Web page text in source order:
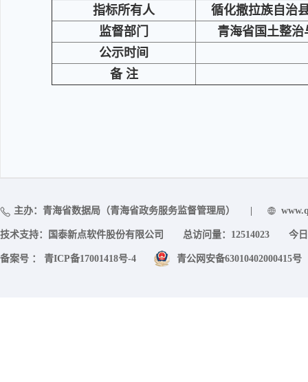
指标所有人
循化撒拉族自治
监督部门
青海省国土整
公示时间
备 注
主办：青海省数据局（青海省政务服务监督管理局）
技术支持：国泰新点软件股份有限公司 总访问量： 12514023 今
备案号 ： 青ICP备17001418号-4 青公网安备63010402000415号